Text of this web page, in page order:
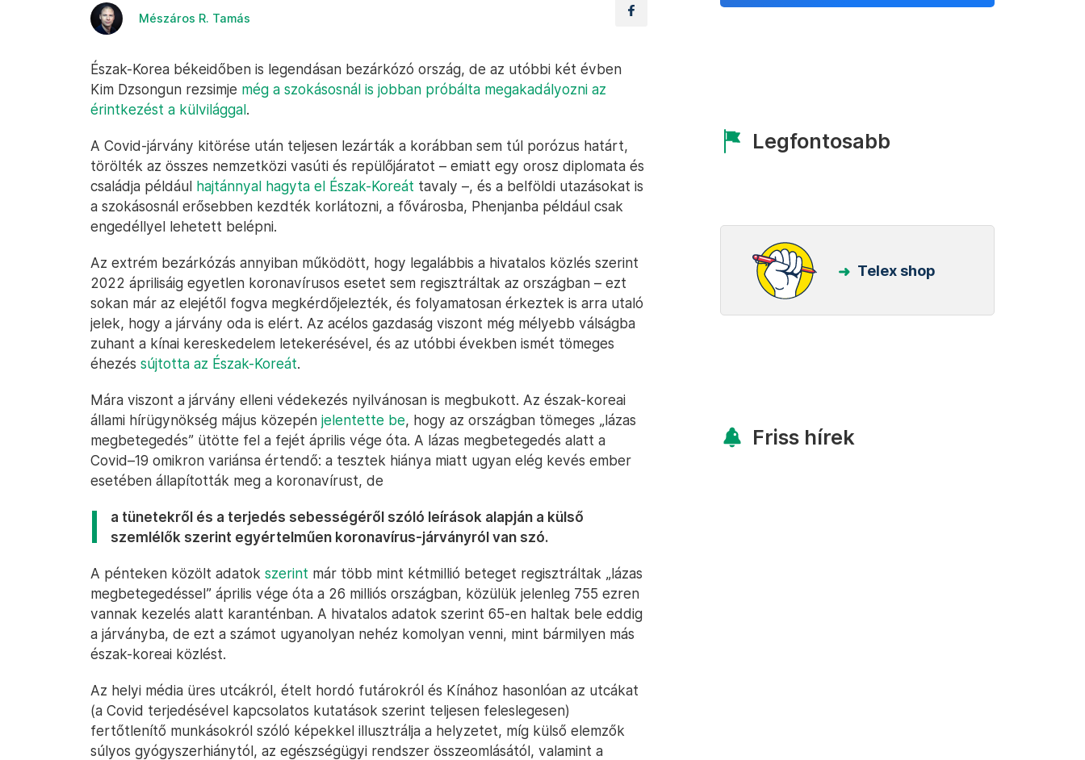
Mészáros R. Tamás
Észak-Korea békeidőben is legendásan bezárkózó ország, de az utóbbi két évben
Kim Dzsongun rezsimje még a szokásosnál is jobban próbálta megakadályozni az
érintkezést a külvilággal.
A Covid-járvány kitörése után teljesen lezárták a korábban sem túl porózus határt,
törölték az összes nemzetközi vasúti és repülőjáratot – emiatt egy orosz diplomata és
családja például hajtánnyal hagyta el Észak-Koreát tavaly –, és a belföldi utazásokat is
a szokásosnál erősebben kezdték korlátozni, a fővárosba, Phenjanba például csak
engedéllyel lehetett belépni.
Az extrém bezárkózás annyiban működött, hogy legalábbis a hivatalos közlés szerint
2022 áprilisáig egyetlen koronavírusos esetet sem regisztráltak az országban – ezt
sokan már az elejétől fogva megkérdőjelezték, és folyamatosan érkeztek is arra utaló
jelek, hogy a járvány oda is elért. Az acélos gazdaság viszont még mélyebb válságba
zuhant a kínai kereskedelem letekerésével, és az utóbbi években ismét tömeges
éhezés sújtotta az Észak-Koreát.
Mára viszont a járvány elleni védekezés nyilvánosan is megbukott. Az észak-koreai
állami hírügynökség május közepén jelentette be, hogy az országban tömeges „lázas
megbetegedés” ütötte fel a fejét április vége óta. A lázas megbetegedés alatt a
Covid–19 omikron variánsa értendő: a tesztek hiánya miatt ugyan elég kevés ember
esetében állapították meg a koronavírust, de
a tünetekről és a terjedés sebességéről szóló leírások alapján a külső
szemlélők szerint egyértelműen koronavírus-járványról van szó.
A pénteken közölt adatok szerint már több mint kétmillió beteget regisztráltak „lázas
megbetegedéssel” április vége óta a 26 milliós országban, közülük jelenleg 755 ezren
vannak kezelés alatt karanténban. A hivatalos adatok szerint 65-en haltak bele eddig
a járványba, de ezt a számot ugyanolyan nehéz komolyan venni, mint bármilyen más
észak-koreai közlést.
Az helyi média üres utcákról, ételt hordó futárokról és Kínához hasonlóan az utcákat
(a Covid terjedésével kapcsolatos kutatások szerint teljesen feleslegesen)
fertőtlenítő munkásokról szóló képekkel illusztrálja a helyzetet, míg külső elemzők
súlyos gyógyszerhiánytól, az egészségügyi rendszer összeomlásától, valamint a
Legfontosabb
Telex shop
Friss hírek